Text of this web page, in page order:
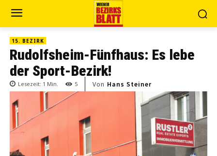
15. BEZIRK
Rudolfsheim-Fünfhaus: Es lebe
der Sport-Bezirk!
Lesezeit: 1 Min. 5 Von Hans Steiner